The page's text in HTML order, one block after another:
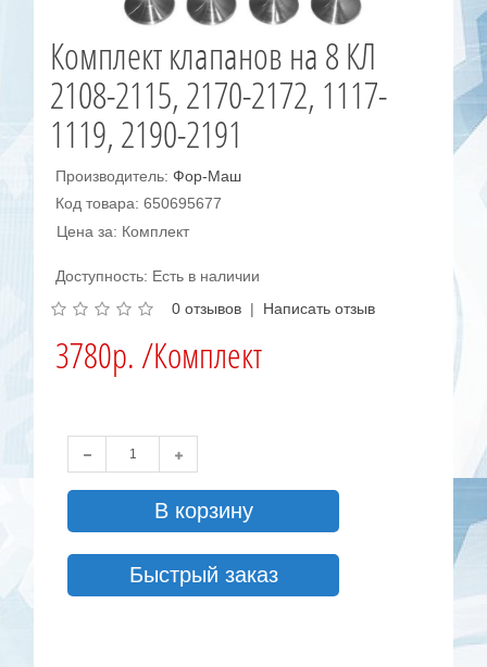
Комплект клапанов на 8 КЛ
2108-2115, 2170-2172, 1117-
1119, 2190-2191
Производитель:Фор-Маш
Код товара: 650695677
Цена за: Комплект
Доступность: Есть в наличии
0 отзывов | Написать отзыв
3780р. /Комплект
В корзину
Быстрый заказ